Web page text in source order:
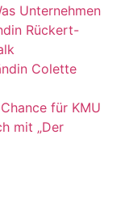
Unternehmen
Rückert-
Colette
für KMU
mit „Der